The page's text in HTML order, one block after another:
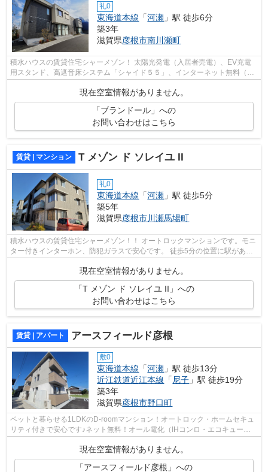
礼0
東海道本線 「河瀬 」駅 徒歩6分
築3年
滋賀県彦根市南川瀬町
積水ハウスの賃貸住宅シャーメゾン！ 太陽光発電（入居者売電）、EV充電
用スタンド、高遮音床システム「シャイド５５」、インターネット無料（Wi-
現在空室情報がありません。
「ブランドール」への
お問い合わせはこちら
賃貸 | マンション T メゾン ド ソレイユ II
礼0
東海道本線 「河瀬 」駅 徒歩5分
築5年
滋賀県彦根市川瀬馬場町
積水ハウスの賃貸住宅シャーメゾン！！ オートロックマンションです。モニ
ター付きインターホン、防犯ガラスで安心です。 徒歩5分の位置に駅がある
現在空室情報がありません。
「T メゾン ド ソレイユ II」への
お問い合わせはこちら
賃貸 | アパート アースフィールド彦根
敷0
東海道本線 「河瀬 」駅 徒歩13分
近江鉄道近江本線 「 尼子 」駅 徒歩19分
築3年
滋賀県彦根市野口町
ペットと暮らせる1LDKのD-roomマンション！オートロック・ホームセキュ
リティ付きで安心です♪ネット無料！オール電化（IHコンロ・エコキュー
ト）・エアコンも2台ついて設備も充実した...
現在空室情報がありません。
「アースフィールド彦根」への